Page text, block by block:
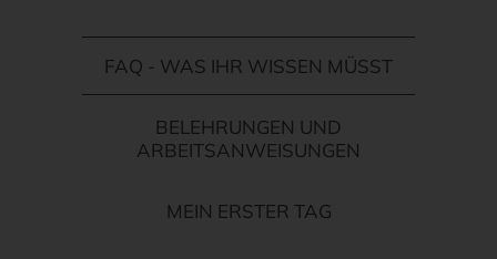
FAQ - WAS IHR WISSEN MÜSST
BELEHRUNGEN UND
ARBEITSANWEISUNGEN
MEIN ERSTER TAG